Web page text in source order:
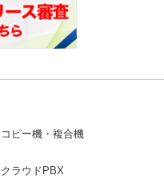
コピー機・複合機
クラウドPBX